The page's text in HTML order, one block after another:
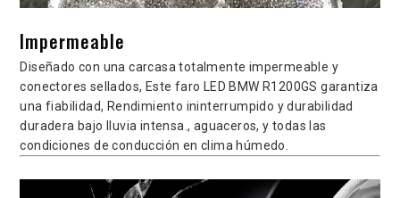
Impermeable
Diseñado con una carcasa totalmente impermeable y
conectores sellados, Este faro LED BMW R1200GS garantiza
una fiabilidad, Rendimiento ininterrumpido y durabilidad
duradera bajo lluvia intensa., aguaceros, y todas las
condiciones de conducción en clima húmedo.